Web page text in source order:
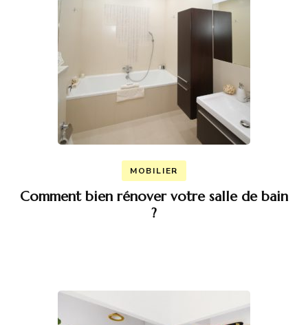
MOBILIER
Comment bien rénover votre salle de bain
?